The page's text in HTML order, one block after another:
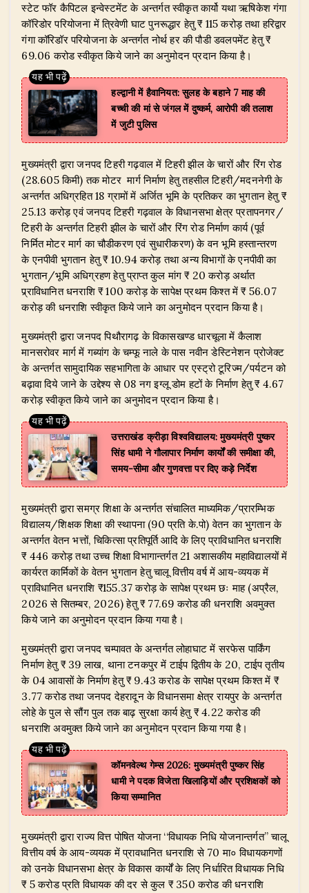
स्टेट फॉर कैपिटल इन्वेस्टमेंट के अन्तर्गत स्वीकृत कार्यो यथा ऋषिकेश गंगा
कॉरिडोर परियोजना में त्रिवेणी घाट पुनरूद्धार हेतु ₹ 115 करोड़ तथा हरिद्वार
गंगा कॉरिडॉर परियोजना के अन्तर्गत नोर्थ हर की पौडी डवलपमेंट हेतु ₹
69.06 करोड स्वीकृत किये जाने का अनुमोदन प्रदान किया है।
हल्द्वानी में हैवानियत: सुलह के बहाने 7 माह की
बच्ची की मां से जंगल में दुष्कर्म, आरोपी की तलाश
में जुटी पुलिस
मुख्यमंत्री द्वारा जनपद टिहरी गढ़वाल में टिहरी झील के चारों और रिंग रोड
(28.605 किमी) तक मोटर मार्ग निर्माण हेतु तहसील टिहरी/मदननेगी के
अन्तर्गत अधिग्रहित 18 ग्रामों में अर्जित भूमि के प्रतिकर का भुगतान हेतु ₹
25.13 करोड़ एवं जनपद टिहरी गढ़वाल के विधानसभा क्षेत्र प्रतापनगर/
टिहरी के अन्तर्गत टिहरी झील के चारों और रिंग रोड निर्माण कार्य (पूर्व
निर्मित मोटर मार्ग का चौडीकरण एवं सुधारीकरण) के वन भूमि हस्तान्तरण
के एनपीवी भुगतान हेतु ₹ 10.94 करोड़ तथा अन्य विभागों के एनपीवी का
भुगतान/भूमि अधिग्रहण हेतु प्राप्त कुल मांग ₹ 20 करोड़ अर्थात
प्र्राविधानित धनराशि ₹ 100 करोड़ के सापेक्ष प्रथम किश्त में ₹ 56.07
करोड़ की धनराशि स्वीकृत किये जाने का अनुमोदन प्रदान किया है।
मुख्यमंत्री द्वारा जनपद पिथौरागढ़ के विकासखण्ड धारचूला में कैलाश
मानसरोवर मार्ग में गब्यांग के चम्फू नाले के पास नवीन डेस्टिनेशन प्रोजेक्ट
के अन्तर्गत सामुदायिक सहभागिता के आधार पर एस्ट्रो टूरिज्म/पर्यटन को
बढ़ावा दिये जाने के उद्देश्य से 08 नग इग्लू डोम हटों के निर्माण हेतु ₹ 4.67
करोड़ स्वीकृत किये जाने का अनुमोदन प्रदान किया है।
उत्तराखंड क्रीड़ा विश्वविद्यालय: मुख्यमंत्री पुष्कर
सिंह धामी ने गौलापार निर्माण कार्यों की समीक्षा की,
समय-सीमा और गुणवत्ता पर दिए कड़े निर्देश
मुख्यमंत्री द्वारा समग्र शिक्षा के अन्तर्गत संचालित माध्यमिक/प्रारम्भिक
विद्यालय/शिक्षक शिक्षा की स्थापना (90 प्रति के.पो) वेतन का भुगतान के
अन्तर्गत वेतन भत्तों, चिकित्सा प्रतिपूर्ति आदि के लिए प्राविधानित धनराशि
₹ 446 करोड़ तथा उच्च शिक्षा विभागान्तर्गत 21 अशासकीय महाविद्यालयों में
कार्यरत कार्मिकों के वेतन भुगतान हेतु चालू वित्तीय वर्ष में आय-व्ययक में
प्राविधानित धनराशि ₹155.37 करोड़ के सापेक्ष प्रथम छः माह (अप्रैल,
2026 से सितम्बर, 2026) हेतु ₹ 77.69 करोड की धनराशि अवमुक्त
किये जाने का अनुमोदन प्रदान किया गया है।
मुख्यमंत्री द्वारा जनपद चम्पावत के अन्तर्गत लोहाघाट में सरफेस पार्किंग
निर्माण हेतु ₹ 39 लाख, थाना टनकपुर में टाईप द्वितीय के 20, टाईप तृतीय
के 04 आवासों के निर्माण हेतु ₹ 9.43 करोड के सापेक्ष प्रथम किश्त में ₹
3.77 करोड तथा जनपद देहरादून के विधानसमा क्षेत्र रायपुर के अन्तर्गत
लोहे के पुल से सौंग पुल तक बाढ़ सुरक्षा कार्य हेतु ₹ 4.22 करोड की
धनराशि अवमुक्त किये जाने का अनुमोदन प्रदान किया गया है।
​कॉमनवेल्थ गेम्स 2026: मुख्यमंत्री पुष्कर सिंह
धामी ने पदक विजेता खिलाड़ियों और प्रशिक्षकों को
किया सम्मानित
मुख्यमंत्री द्वारा राज्य वित्त पोषित योजना ‘‘विधायक निधि योजनान्तर्गत’’ चालू
वित्तीय वर्ष के आय-व्ययक में प्रावधानित धनराशि से 70 मा० विधायकगणों
को उनके विधानसभा क्षेत्र के विकास कार्यों के लिए निर्धारित विधायक निधि
₹ 5 करोड प्रति विधायक की दर से कुल ₹ 350 करोड की धनराशि